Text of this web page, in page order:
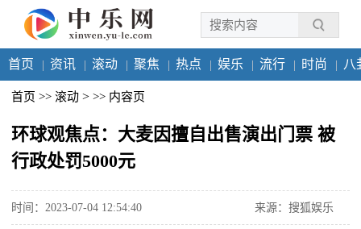
首页 资讯 滚动 聚焦 热点 娱乐 流行 时尚 八
首页 >> 滚动 > >> 内容页
环球观焦点：大麦因擅自出售演出门票 被
行政处罚5000元
时间：2023-07-04 12:54:40 来源：搜狐娱乐